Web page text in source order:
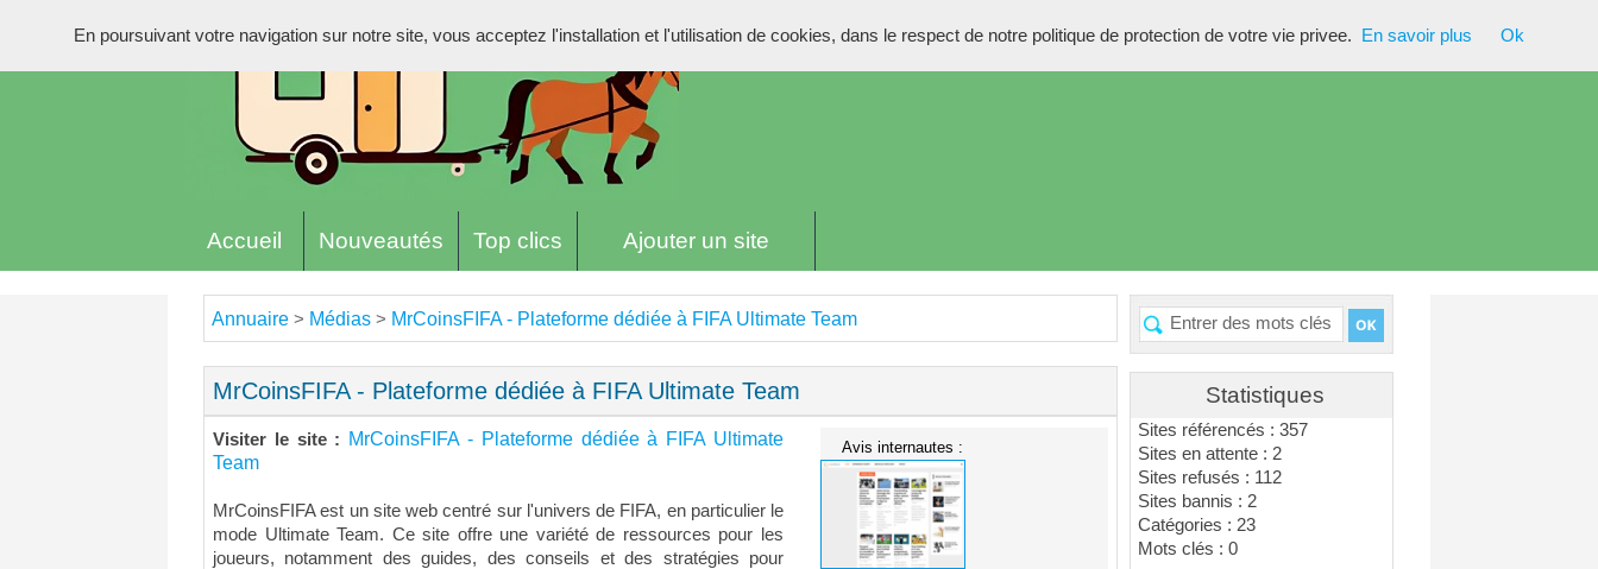
Accueil Nouveautés Top clics Ajouter un site
Statistiques
Sites référencés : 357
Sites en attente : 2
Sites refusés : 112
Sites bannis : 2
Catégories : 23
Mots clés : 0
Annuaire > Médias > MrCoinsFIFA - Plateforme dédiée à FIFA Ultimate Team
MrCoinsFIFA - Plateforme dédiée à FIFA Ultimate Team
Visiter le site :
MrCoinsFIFA - Plateforme dédiée à FIFA Ultimate
Team
MrCoinsFIFA est un site web centré sur l'univers de FIFA, en particulier le
mode Ultimate Team. Ce site offre une variété de ressources pour les
joueurs, notamment des guides, des conseils et des stratégies pour
Avis internautes :
En poursuivant votre navigation sur notre site, vous acceptez l'installation et l'utilisation de cookies, dans le respect de notre politique de protection de votre vie privee. En savoir plus Ok